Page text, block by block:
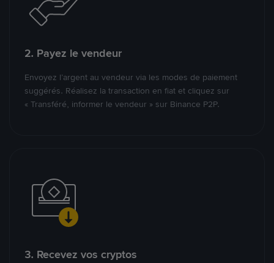
2. Payez le vendeur
Envoyez l’argent au vendeur via les modes de paiement
suggérés. Réalisez la transaction en fiat et cliquez sur
« Transféré, informer le vendeur » sur Binance P2P.
3. Recevez vos cryptos